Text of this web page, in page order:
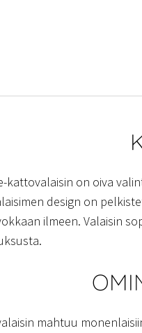
kattovalaisin on oiva
design on
ilmeen. Valaisin
mahtuu